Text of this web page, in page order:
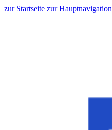
zur Startseite zur Hauptnavigation